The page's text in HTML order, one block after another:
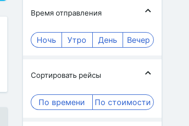
Время отправления
Ночь Утро День Вечер
Сортировать рейсы
По времени По стоимости